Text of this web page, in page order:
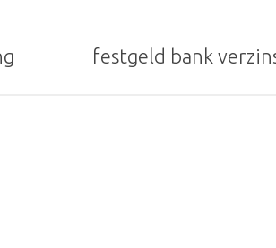
festgeld bank